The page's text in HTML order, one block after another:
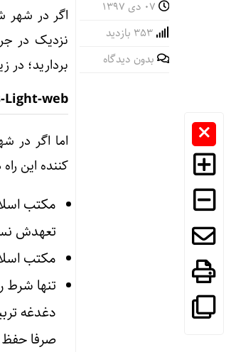
بدون دیدگاه
اگر در شهر
نزدیک در
بردارید؛
Light-web
اما اگر در
کننده این
مکتب
تعهدش
مکتب
تنها شرط
دغدغه
صرفا حفظ